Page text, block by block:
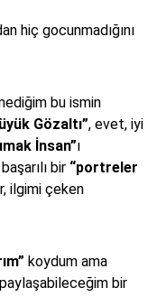
hiç gocunmadığını
bu ismin
Gözaltı”, evet, iyi
İnsan”ı
bir “portreler
ilgimi çeken
koydum ama
paylaşabileceğim bir